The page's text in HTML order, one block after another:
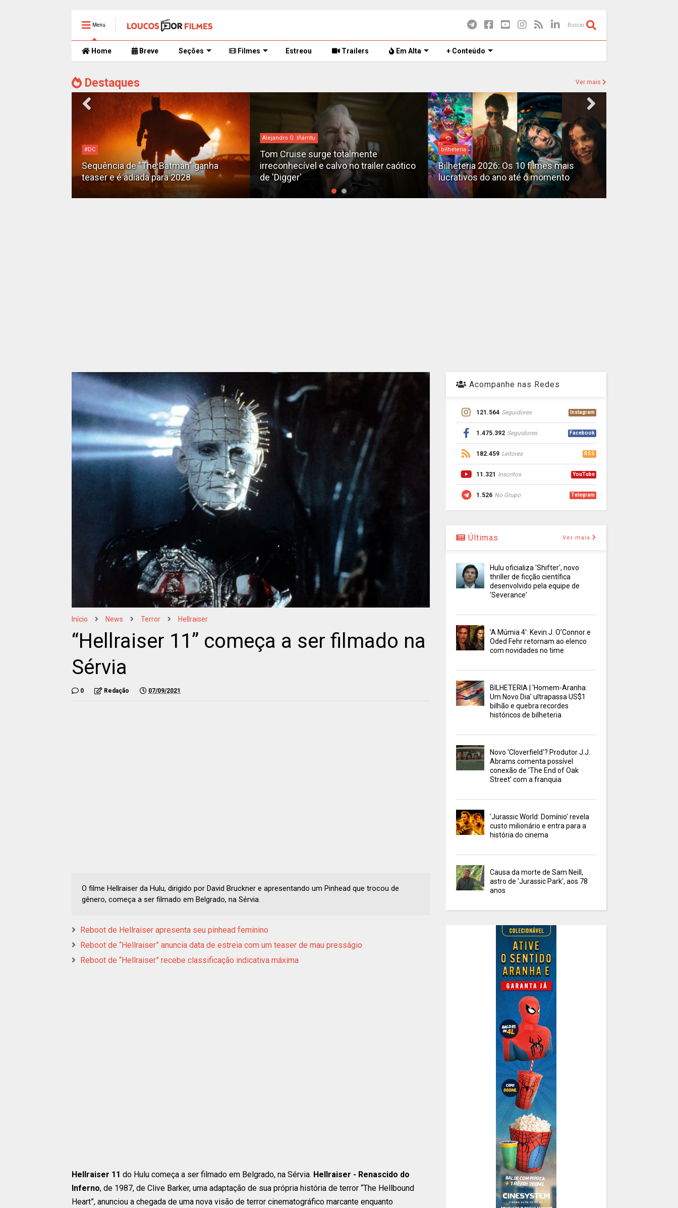
Menu Buscar
Home Breve Seções Filmes Estreou Trailers Em Alta + Conteúdo
Destaques Ver mais
#DC
Sequência de "The Batman" ganha
teaser e é adiada para 2028
Alejandro G. Iñárritu
Tom Cruise surge totalmente
irreconhecível e calvo no trailer caótico
de 'Digger'
bilheteria
Bilheteria 2026: Os 10 filmes mais
lucrativos do ano até o momento
Início News Terror Hellraiser
“Hellraiser 11” começa a ser filmado na
Sérvia
0 Redação 07/09/2021
O filme Hellraiser da Hulu, dirigido por David Bruckner e apresentando um Pinhead que trocou de
gênero, começa a ser filmado em Belgrado, na Sérvia.
Reboot de Hellraiser apresenta seu pinhead feminino
Reboot de “Hellraiser” anuncia data de estreia com um teaser de mau presságio
Reboot de “Hellraiser” recebe classificação indicativa máxima
Hellraiser 11 do Hulu começa a ser filmado em Belgrado, na Sérvia. Hellraiser - Renascido do
Inferno, de 1987, de Clive Barker, uma adaptação de sua própria história de terror “The Hellbound
Heart”, anunciou a chegada de uma nova visão de terror cinematográfico marcante enquanto
Acompanhe nas Redes
121.564 Seguidores Instagram
1.475.392 Seguidores Facebook
182.459 Leitores RSS
11.321 Inscritos YouTube
1.526 No Grupo Telegram
Últimas Ver mais
Hulu oficializa 'Shifter', novo
thriller de ficção científica
desenvolvido pela equipe de
'Severance'
'A Múmia 4': Kevin J. O’Connor e
Oded Fehr retornam ao elenco
com novidades no time
BILHETERIA | 'Homem-Aranha:
Um Novo Dia' ultrapassa US$1
bilhão e quebra recordes
históricos de bilheteria
Novo 'Cloverfield'? Produtor J.J.
Abrams comenta possível
conexão de 'The End of Oak
Street' com a franquia
'Jurassic World: Domínio' revela
custo milionário e entra para a
história do cinema
Causa da morte de Sam Neill,
astro de 'Jurassic Park', aos 78
anos